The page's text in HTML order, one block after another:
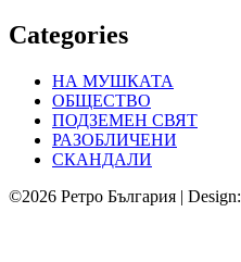
Categories
НА МУШКАТА
ОБЩЕСТВО
ПОДЗЕМЕН СВЯТ
РАЗОБЛИЧЕНИ
СКАНДАЛИ
©2026 Ретро България | Design: